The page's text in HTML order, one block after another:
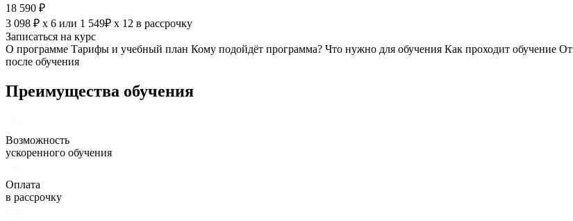
18 590 ₽
3 098 ₽ х 6 или 1 549₽ х 12 в рассрочку
Записаться на курс
О программе Тарифы и учебный план Кому подойдёт программа? Что нужно для обучения Как проходит обучение
после обучения
Преимущества обучения
Возможность
ускоренного обучения
Оплата
в рассрочку